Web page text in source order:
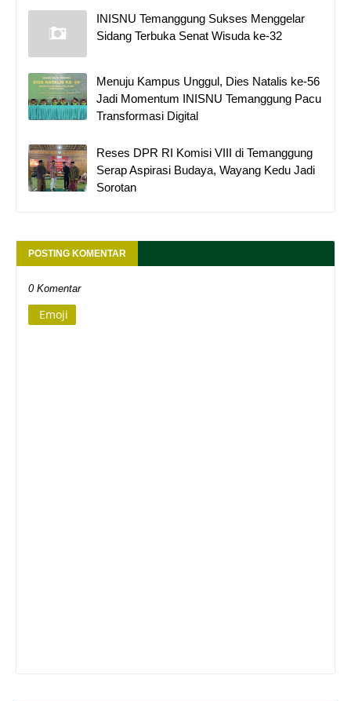
INISNU Temanggung Sukses Menggelar
Sidang Terbuka Senat Wisuda ke-32
Menuju Kampus Unggul, Dies Natalis ke-56
Jadi Momentum INISNU Temanggung Pacu
Transformasi Digital
Reses DPR RI Komisi VIII di Temanggung
Serap Aspirasi Budaya, Wayang Kedu Jadi
Sorotan
POSTING KOMENTAR
0 Komentar
Emoji